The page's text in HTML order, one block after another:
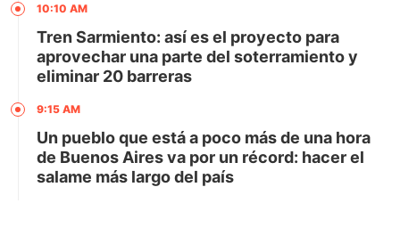
10:10 AM
Tren Sarmiento: así es el proyecto para
aprovechar una parte del soterramiento y
eliminar 20 barreras
9:15 AM
Un pueblo que está a poco más de una hora
de Buenos Aires va por un récord: hacer el
salame más largo del país